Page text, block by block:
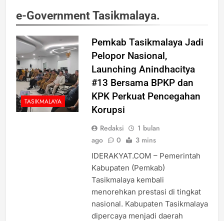
e-Government Tasikmalaya.
TASIKMALAYA
Pemkab Tasikmalaya Jadi
Pelopor Nasional,
Launching Anindhacitya
#13 Bersama BPKP dan
KPK Perkuat Pencegahan
Korupsi
Redaksi
1 bulan
ago
0 3 mins
IDERAKYAT.COM – Pemerintah
Kabupaten (Pemkab)
Tasikmalaya kembali
menorehkan prestasi di tingkat
nasional. Kabupaten Tasikmalaya
dipercaya menjadi daerah